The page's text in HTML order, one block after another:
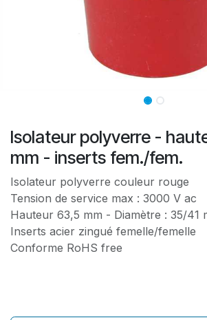
Isolateur polyverre -
mm - inserts fem./fem.
Isolateur polyverre couleur rouge
Tension de service max : 3000 V ac
Hauteur 63,5 mm - Diamètre : 35/41
Inserts acier zingué femelle/femelle
Conforme RoHS free